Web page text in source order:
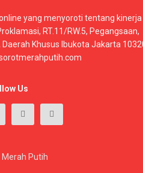
yang menyoroti tentang kinerja
RT.11/RW.5, Pegangsaan,
Khusus Ibukota Jakarta
Us